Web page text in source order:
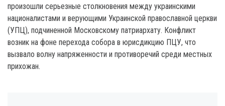
произошли серьезные столкновения между украинскими
националистами и верующими Украинской православной церкви
(УПЦ), подчиненной Московскому патриархату. Конфликт
возник на фоне перехода собора в юрисдикцию ПЦУ, что
вызвало волну напряженности и противоречий среди местных
прихожан.